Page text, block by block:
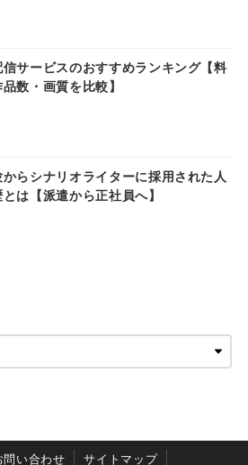
信サービスのおすすめランキング【料
数・画質を比較】
からシナリオライターに採用された人
は【派遣から正社員へ】
問い合わせ サイトマップ